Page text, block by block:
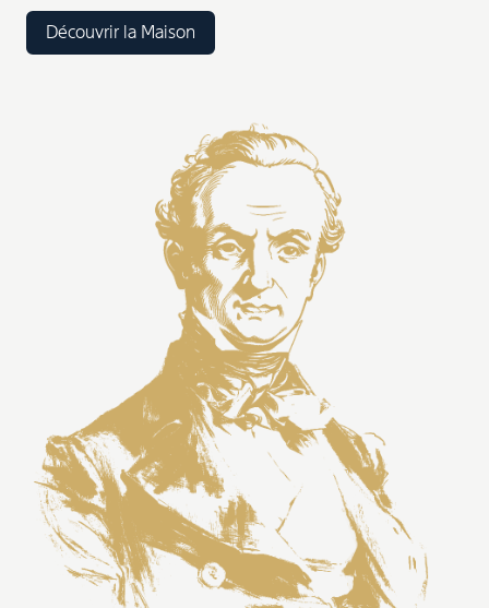
Découvrir la Maison